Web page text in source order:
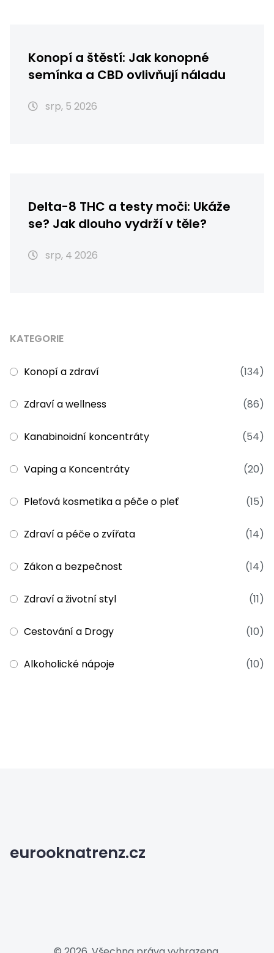
Konopí a štěstí: Jak konopné
semínka a CBD ovlivňují náladu
srp, 5 2026
Delta-8 THC a testy moči: Ukáže
se? Jak dlouho vydrží v těle?
srp, 4 2026
KATEGORIE
Konopí a zdraví (134)
Zdraví a wellness (86)
Kanabinoidní koncentráty (54)
Vaping a Koncentráty (20)
Pleťová kosmetika a péče o pleť (15)
Zdraví a péče o zvířata (14)
Zákon a bezpečnost (14)
Zdraví a životní styl (11)
Cestování a Drogy (10)
Alkoholické nápoje (10)
eurooknatrenz.cz